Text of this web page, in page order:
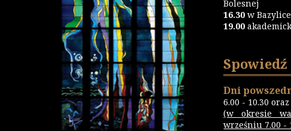
Bolesnej
16.30w Bazylice
19.00
Spowiedź
Dni
6.00 - 10.30
(w okresie
wrześniu 7.00 -